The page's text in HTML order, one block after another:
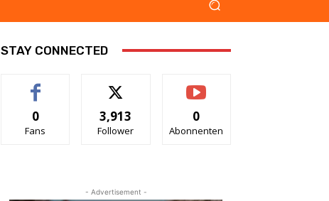
STAY CONNECTED
0
Fans
3,913
Follower
0
Abonnenten
- Advertisement -